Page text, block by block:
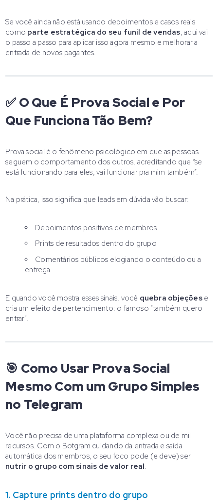
Se você ainda não está usando depoimentos e casos reais
como parte estratégica do seu funil de vendas, aqui vai
o passo a passo para aplicar isso agora mesmo e melhorar a
entrada de novos pagantes.
✅ O Que É Prova Social e Por
Que Funciona Tão Bem?
Prova social é o fenômeno psicológico em que as pessoas
seguem o comportamento dos outros, acreditando que “se
está funcionando para eles, vai funcionar pra mim também”.
Na prática, isso significa que leads em dúvida vão buscar:
Depoimentos positivos de membros
Prints de resultados dentro do grupo
Comentários públicos elogiando o conteúdo ou a
entrega
E quando você mostra esses sinais, você quebra objeçõese
cria um efeito de pertencimento: o famoso “também quero
entrar”.
🎯 Como Usar Prova Social
Mesmo Com um Grupo Simples
no Telegram
Você não precisa de uma plataforma complexa ou de mil
recursos. Com o Botgram cuidando da entrada e saída
automática dos membros, o seu foco pode (e deve) ser
nutrir o grupo com sinais de valor real.
1. Capture prints dentro do grupo